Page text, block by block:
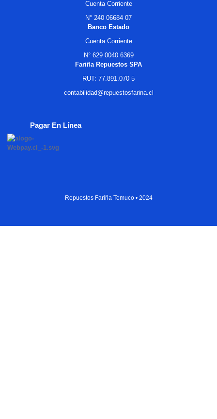
Cuenta Corriente
N° 240 06684 07
Banco Estado
Cuenta Corriente
N° 629 0040 6369
Fariña Repuestos SPA
RUT: 77.891.070-5
contabilidad@repuestosfarina.cl
Pagar En Línea
Repuestos Fariña Temuco • 2024